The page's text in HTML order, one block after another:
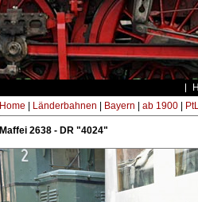
Home Länderbahnen Bayern ab 1900|
Maffei 2638 - DR "4024"